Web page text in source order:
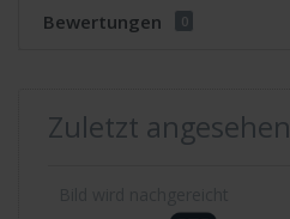
Bewertungen 0
Zuletzt angesehen